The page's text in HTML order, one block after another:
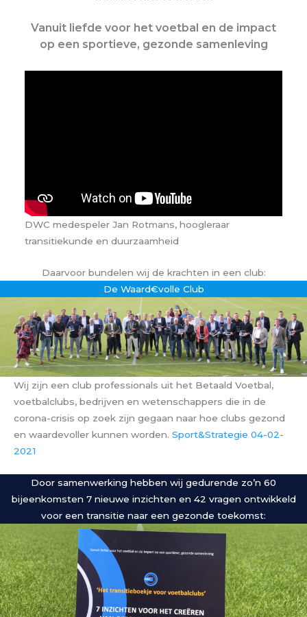
Vanuit liefde voor het voetbal en de impact
op een sportieve, gezonde samenleving
DWC medespeler Jan Rotmans, hoogleraar
transitiekunde en duurzaamheid
Daarvoor bundelen wij de krachten in een club:
De Waard€volle Club
Wij zijn een club professionals uit het Betaald Voetbal,
voetbalclubs, bedrijven en wetenschappers die in de
corona-crisis op zoek zijn gegaan naar hoe clubs gezond
en waardevoller kunnen worden. Sport&Strategie 04-02-
2021
Door samenwerking hebben wij gedurende zo’n 60
bijeenkomsten 7 nieuwe inzichten en 42 vragen ontwikkeld
voor een transitie naar een gezonde toekomst: